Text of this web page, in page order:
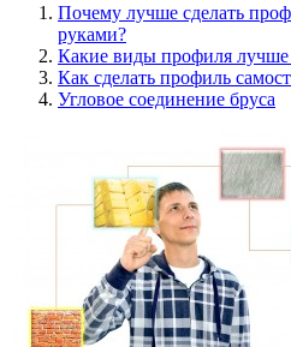
Почему лучше сделать
руками?
Какие виды профиля лучше
Как сделать профиль
Угловое соединение бруса